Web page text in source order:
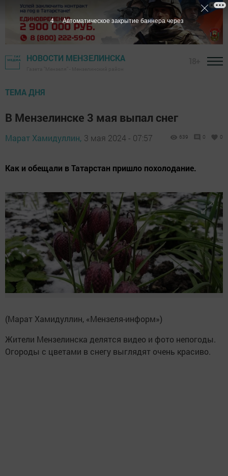
НОВОСТИ МЕНЗЕЛИНСКА
ТЕМА ДНЯ
В Мензелинске 3 мая выпал снег
Марат Хамидуллин, 3 мая 2024 - 07:57 639 0 0
Как и обещали в Татарстан пришло похолодание.
(Марат Хамидуллин, «Мензеля-информ»)
Жители Мензелинска делятся видео и фото непогоды.
Огороды с цветами в снегу выглядят очень красиво.
2 Автоматическое закрытие баннера через